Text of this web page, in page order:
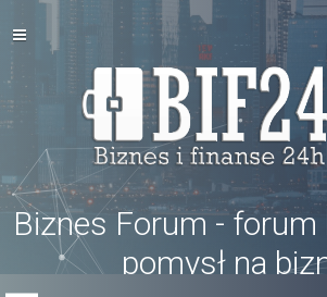
Biznes Forum -
pomysł na